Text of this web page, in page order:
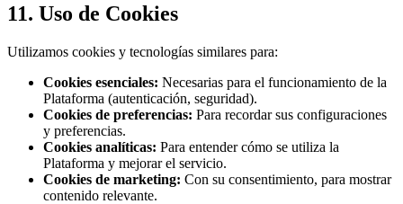
11. Uso de Cookies
Utilizamos cookies y tecnologías similares para:
Cookies esenciales: Necesarias para el funcionamiento de la
Plataforma (autenticación, seguridad).
Cookies de preferencias: Para recordar sus configuraciones
y preferencias.
Cookies analíticas: Para entender cómo se utiliza la
Plataforma y mejorar el servicio.
Cookies de marketing: Con su consentimiento, para mostrar
contenido relevante.